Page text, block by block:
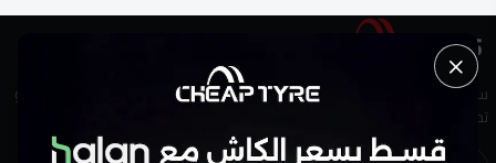
سواء كانت إطارات أو خدمة من الدرجة الأولى، نحن هنا لمساعدتك. لديك أسئلة أو
تحتاج إلى نصيحة من خبير؟ لا تتردد—تواصل معنا اليوم!